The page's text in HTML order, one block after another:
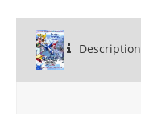
Description